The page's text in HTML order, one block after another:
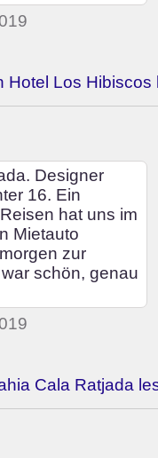
Hotel Los Hibiscos
Designer
16. Ein
hat uns im
Mietauto
zur
schön, genau
Cala Ratjada